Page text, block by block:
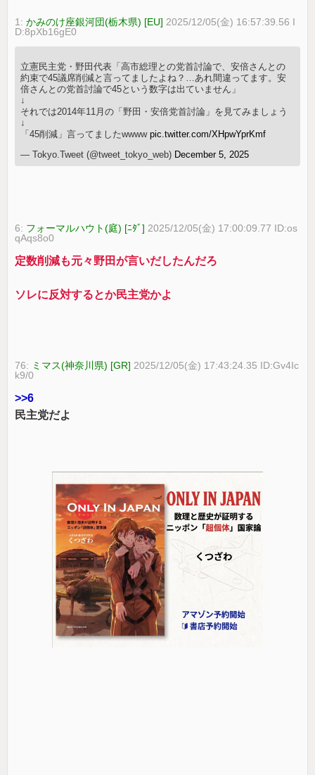
1:かみのけ座銀河団(栃木県) [EU] 2025/12/05(金) 16:57:39.56 I
D:8pXb16gE0
立憲民主党・野田代表「高市総理との党首討論で、安倍さんとの
約束で45議席削減と言ってましたよね？…あれ間違ってます。安
倍さんとの党首討論で45という数字は出ていません」
↓
それでは2014年11月の「野田・安倍党首討論」を見てみましょう
↓
「45削減」言ってましたwwwwpic.twitter.com/XHpwYprKmf
— Tokyo.Tweet (@tweet_tokyo_web) December 5, 2025
6: フォーマルハウト(庭) [ﾆﾀﾞ] 2025/12/05(金) 17:00:09.77 ID:os
qAqs8o0
定数削減も元々野田が言いだしたんだろ
ソレに反対するとか民主党かよ
76: ミマス(神奈川県) [GR] 2025/12/05(金) 17:43:24.35 ID:Gv4Ic
k9/0
>>6
民主党だよ